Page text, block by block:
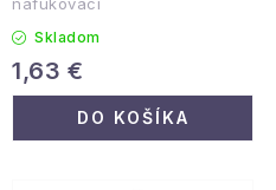
nafukovací
Skladom
1,63 €
DO KOŠÍKA